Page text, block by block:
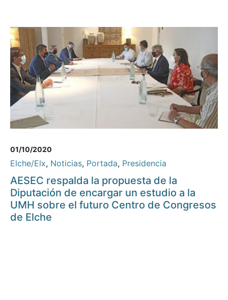
01/10/2020
Elche/Elx, Noticias, Portada, Presidencia
AESEC respalda la propuesta de la
Diputación de encargar un estudio a la
UMH sobre el futuro Centro de Congresos
de Elche